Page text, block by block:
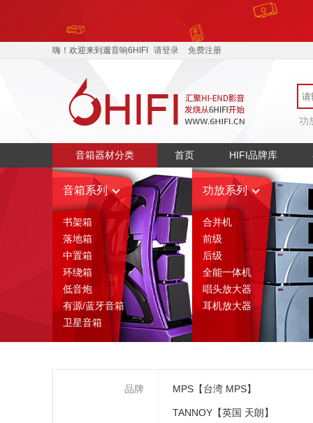
嗨！欢迎来到遛音响6HIFI 请登录 免费注册
功
音箱器材分类 首页 HIFI品牌库
音箱系列
书架箱
落地箱
中置箱
环绕箱
低音炮
有源/蓝牙音箱
卫星音箱
功放系列
合并机
前级
后级
全能一体机
唱头放大器
耳机放大器
品牌 MPS【台湾 MPS】
TANNOY【英国 天朗】